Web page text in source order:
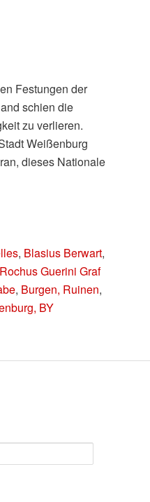
Festungen der
schien die
zu verlieren.
Weißenburg
dieses Nationale
, Blasius Berwart,
Rochus Guerini Graf
, Burgen, Ruinen,
BY